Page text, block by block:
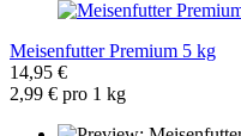
Meisenfutter Premium 5 kg
14,95 €
2,99 € pro 1 kg